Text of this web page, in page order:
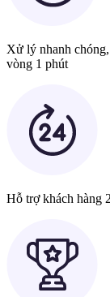
Xử lý nhanh
vòng 1 phút
Hỗ trợ khách hàng